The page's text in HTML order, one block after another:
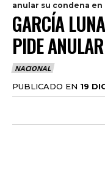
anular su condena en
GARCÍA
PIDE
NACIONAL
PUBLICADO EN 19